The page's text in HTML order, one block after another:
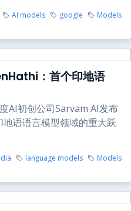
AI models google Models
：首个印地语
AI初创公司Sarvam AI发布
语语言模型领域的重大跃
language models Models